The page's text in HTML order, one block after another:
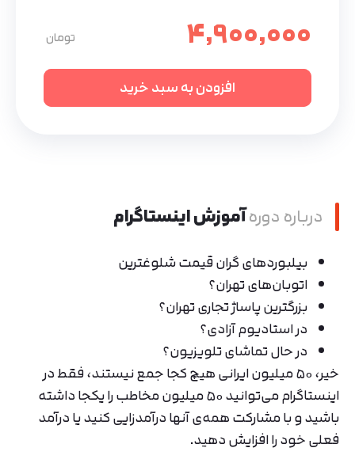
4,900,000
افزودن به سبد خرید
درباره دورهآموزش اینستاگرام
بیلبوردهای گران قیمت شلوغترین
اتوبان‌های تهران؟
بزرگترین پاساژ تجاری تهران؟
در استادیوم آزادی؟
در حال تماشای تلویزیون؟
خیر، ۵۰ میلیون ایرانی هیچ کجا جمع نیستند، فقط در
اینستاگرام می‌توانید ۵۰ میلیون مخاطب را یکجا داشته
باشید و با مشارکت همه‌ی آنها درآمدزایی کنید یا درآمد
فعلی خود را افزایش دهید.